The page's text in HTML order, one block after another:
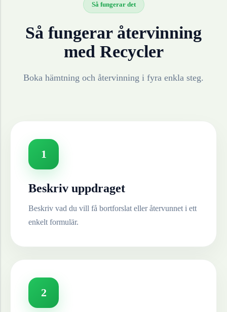
Så fungerar det
Så fungerar återvinning
med Recycler
Boka hämtning och återvinning i fyra enkla steg.
1
Beskriv uppdraget
Beskriv vad du vill få bortforslat eller återvunnet i ett
enkelt formulär.
2